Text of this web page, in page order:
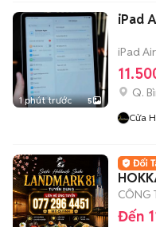
1 phút trước 5
iPad
iPad
Q.
Cửa
CÔNG
Đến